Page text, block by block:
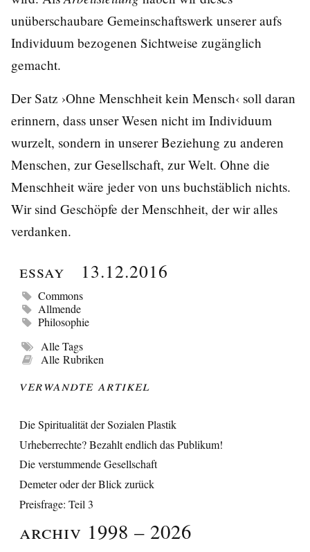
unüberschaubare Gemeinschaftswerk unserer aufs
Individuum bezogenen Sichtweise zugänglich
gemacht.
Der Satz ›Ohne Menschheit kein Mensch‹ soll daran
erinnern, dass unser Wesen nicht im Individuum
wurzelt, sondern in unserer Beziehung zu anderen
Menschen, zur Gesellschaft, zur Welt. Ohne die
Menschheit wäre jeder von uns buchstäblich nichts.
Wir sind Geschöpfe der Menschheit, der wir alles
verdanken.
Essay 13.12.2016
Commons
Allmende
Philosophie
Alle Tags
Alle Rubriken
Verwandte Artikel
Die Spiritualität der Sozialen Plastik
Urheberrechte? Bezahlt endlich das Publikum!
Die verstummende Gesellschaft
Demeter oder der Blick zurück
Preisfrage: Teil 3
Archiv 1998 – 2026